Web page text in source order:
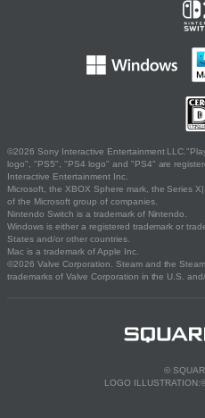
©2026 Sony Interactive Entertainment
logo", "PS5", "PS4 logo" and "PS4" are
Interactive Entertainment Inc.
Microsoft, the XBOX Sphere mark, the Series
of the Microsoft group of companies.
Nintendo Switch is a trademark of Nintendo.
Windows is either a registered trademark or
States and/or other countries.
Mac is a trademark of Apple Inc.
©2026 Valve Corporation. Steam and the
trademarks of Valve Corporation in the U.S.
©
LOGO